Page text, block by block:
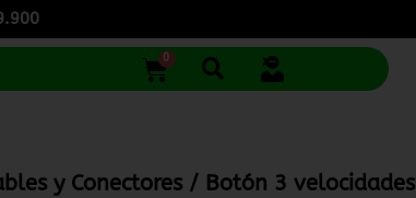
0
y Conectores/ Botón 3 velocidades